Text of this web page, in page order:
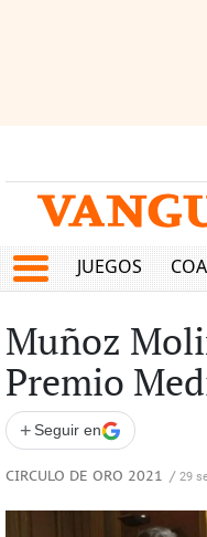
JUEGOS
Muñoz
Premio
+ Seguir en
CIRCULO DE ORO 2021 / 29